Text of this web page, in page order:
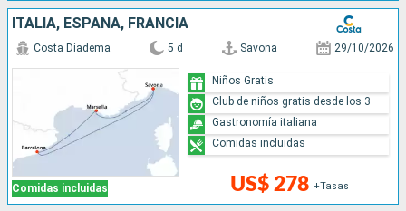
ITALIA, ESPAÑA, FRANCIA
Comidas incluidas
Costa Diadema 5 d Savona 29/10/2026
US$ 278 +Tasas
Niños Gratis
Club de niños gratis desde los 3
Gastronomía italiana
Comidas incluidas